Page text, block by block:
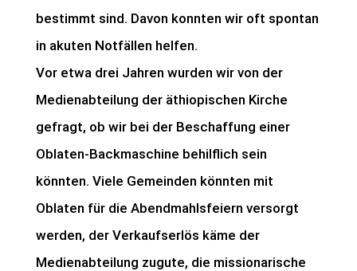
bestimmt sind. Davon konnten wir oft spontan
in akuten Notfällen helfen.
Vor etwa drei Jahren wurden wir von der
Medienabteilung der äthiopischen Kirche
gefragt, ob wir bei der Beschaffung einer
Oblaten-Backmaschine behilflich sein
könnten. Viele Gemeinden könnten mit
Oblaten für die Abendmahlsfeiern versorgt
werden, der Verkaufserlös käme der
Medienabteilung zugute, die missionarische